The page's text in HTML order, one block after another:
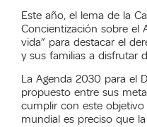
Este año, el lema de la
Concientización sobre el
vida” para destacar el
y sus familias a disfrutar
La Agenda 2030 para el
propuesto entre sus
cumplir con este
mundial es preciso que